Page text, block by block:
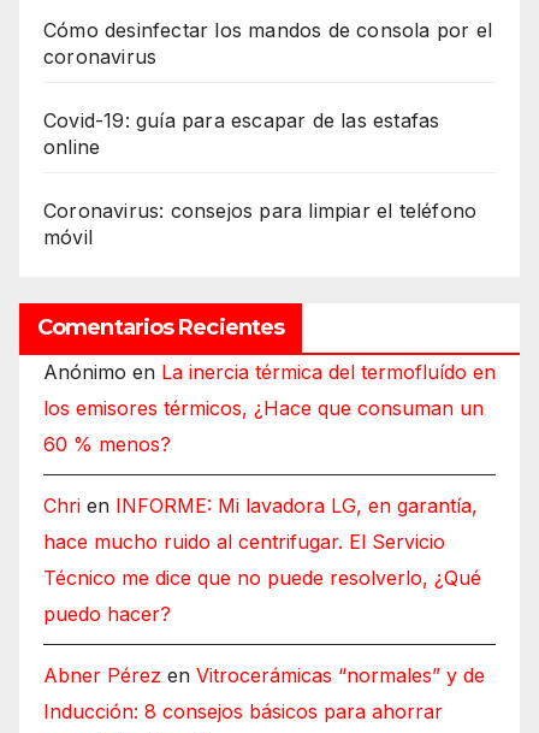
Cómo desinfectar los mandos de consola por el
coronavirus
Covid-19: guía para escapar de las estafas
online
Coronavirus: consejos para limpiar el teléfono
móvil
Comentarios Recientes
Anónimo en La inercia térmica del termofluído en
los emisores térmicos, ¿Hace que consuman un
60 % menos?
Chri en INFORME: Mi lavadora LG, en garantía,
hace mucho ruido al centrifugar. El Servicio
Técnico me dice que no puede resolverlo, ¿Qué
puedo hacer?
Abner Pérez en Vitrocerámicas “normales” y de
Inducción: 8 consejos básicos para ahorrar